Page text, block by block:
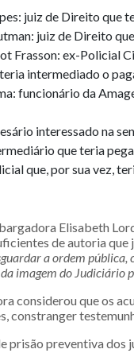
juiz de Direito que
juiz de Direito
Frasson: ex-Policial
intermediado o
funcionário da
interessado na
que teria
que, por sua vez,
Elisabeth
de autoria
a ordem
imagem do Judiciário
considerou que os
constranger
prisão preventiva dos